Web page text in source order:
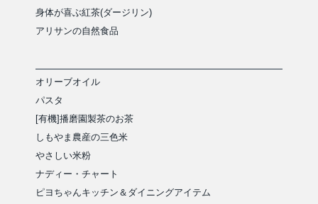
身体が喜ぶ紅茶(ダージリン)
アリサンの自然食品
オリーブオイル
パスタ
[有機]播磨園製茶のお茶
しもやま農産の三色米
やさしい米粉
ナディー・チャート
ピヨちゃんキッチン＆ダイニングアイテム